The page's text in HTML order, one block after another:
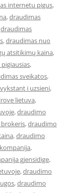
internetu pigus,
,draudimas
draudimas
,draudimas nuo
atsitikimų kaina,
,
sveikatos,
i uzsieni,
lietuva,
,draudimo
,draudimo
,draudimo
,
gjensidige,
,draudimo
,draudimo